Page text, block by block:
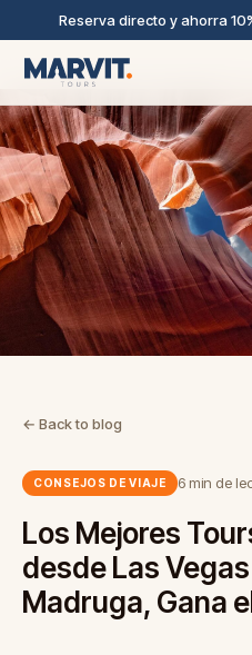
Reserva directo y ahorra
← Back to blog
CONSEJOS DE VIAJE 6 min de
Los Mejores
desde Las
Madruga, Gana